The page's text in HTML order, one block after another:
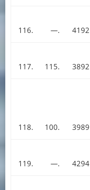
116. —. 4192
117. 115. 3892
118. 100. 3989
119. —. 4294